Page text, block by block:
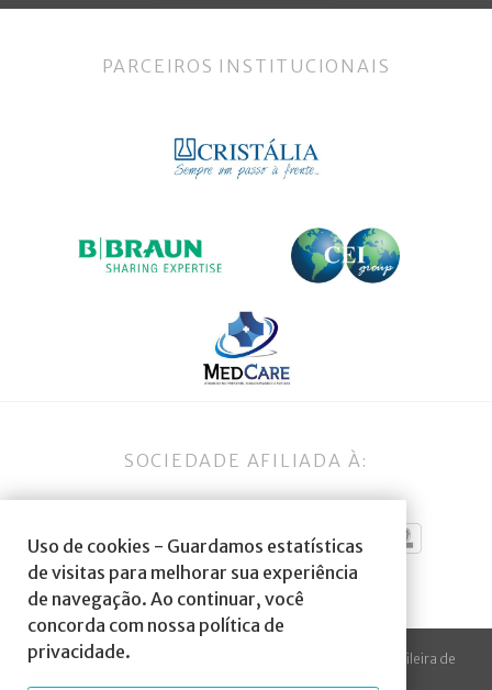
Uso de cookies - Guardamos estatísticas
de visitas para melhorar sua experiência
de navegação. Ao continuar, você
concorda com nossa política de
privacidade.
PARCEIROS INSTITUCIONAIS
SOCIEDADE AFILIADA À:
© 2023 Todos os direitos reservados à SBA Sociedade Brasileira de